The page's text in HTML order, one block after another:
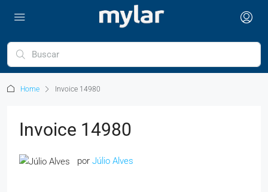
Home Invoice 14980
Invoice 14980
por Júlio Alves